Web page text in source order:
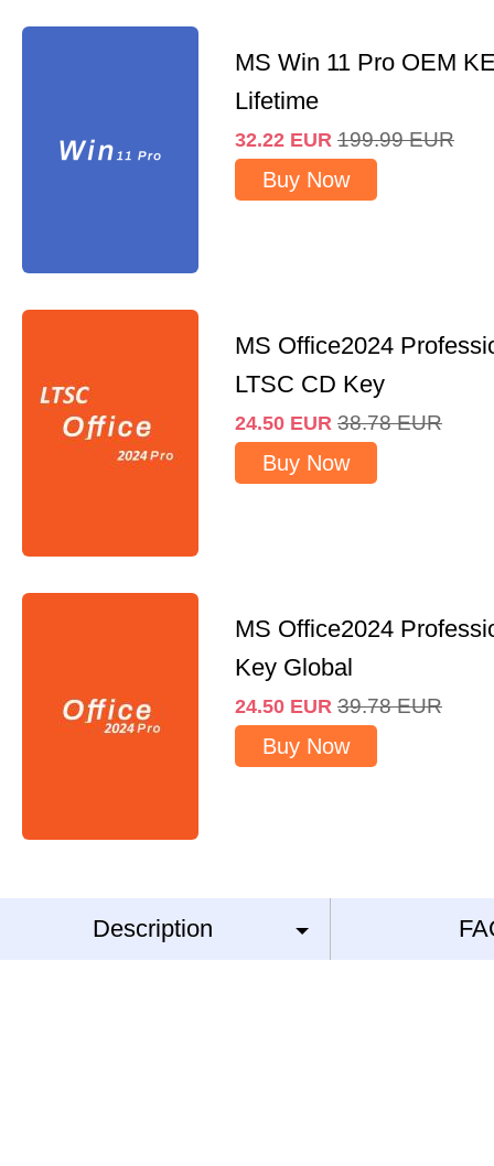
MS Win 11 Pro OEM
Lifetime
32.22 EUR 199.99 EUR
Buy Now
MS Office2024
LTSC CD Key
24.50 EUR 38.78 EUR
Buy Now
MS Office2024
Key Global
24.50 EUR 39.78 EUR
Buy Now
Description